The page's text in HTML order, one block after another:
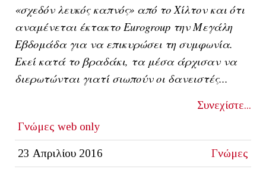
«σχεδόν λευκός καπνός» από το Χίλτον και ότι
αναμένεται έκτακτο Eurogroup την Μεγάλη
Εβδομάδα για να επικυρώσει τη συμφωνία.
Εκεί κατά το βραδάκι, τα μέσα άρχισαν να
διερωτώνται γιατί σιωπούν οι δανειστές...
Συνεχίστε...
Γνώμες web only
23 Απριλίου 2016 Γνώμες